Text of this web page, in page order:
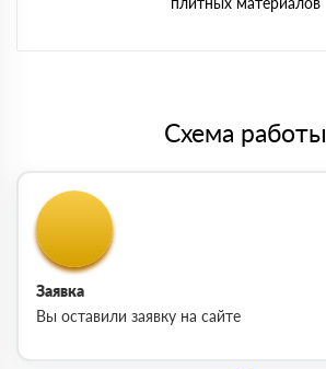
Схема работы
Заявка
Вы оставили заявку на сайте